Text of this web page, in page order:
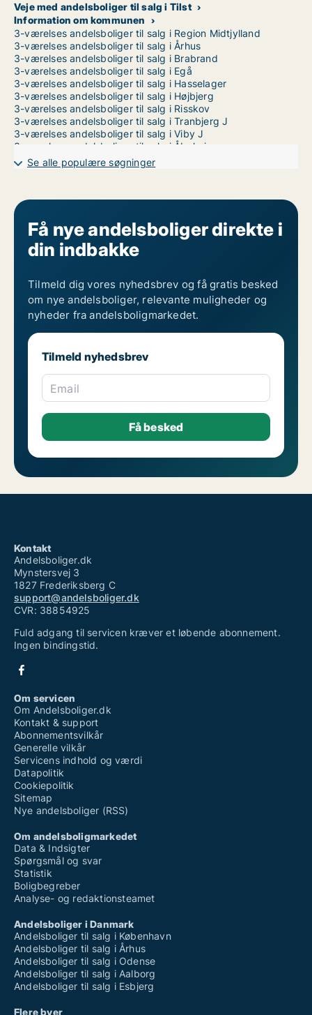
Veje med andelsboliger til salg i Tilst
Information om kommunen
3-værelses andelsboliger til salg i Region Midtjylland
3-værelses andelsboliger til salg i Århus
3-værelses andelsboliger til salg i Brabrand
3-værelses andelsboliger til salg i Egå
3-værelses andelsboliger til salg i Hasselager
3-værelses andelsboliger til salg i Højbjerg
3-værelses andelsboliger til salg i Risskov
3-værelses andelsboliger til salg i Tranbjerg J
3-værelses andelsboliger til salg i Viby J
3-værelses andelsboliger til salg i Åbyhøj
3-værelses andelsboliger til salg i Århus C
3-værelses andelsboliger til salg i Århus N
Se alle populære søgninger
Få nye andelsboliger direkte i
din indbakke
Tilmeld dig vores nyhedsbrev og få gratis besked
om nye andelsboliger, relevante muligheder og
nyheder fra andelsboligmarkedet.
Tilmeld nyhedsbrev
Email
Kontakt
Andelsboliger.dk
Mynstersvej 3
1827 Frederiksberg C
support@andelsboliger.dk
CVR: 38854925
Fuld adgang til servicen kræver et løbende abonnement.
Ingen bindingstid.
Om servicen
Om Andelsboliger.dk
Kontakt & support
Abonnementsvilkår
Generelle vilkår
Servicens indhold og værdi
Datapolitik
Cookiepolitik
Sitemap
Nye andelsboliger (RSS)
Om andelsboligmarkedet
Data & Indsigter
Spørgsmål og svar
Statistik
Boligbegreber
Analyse- og redaktionsteamet
Andelsboliger i Danmark
Andelsboliger til salg i København
Andelsboliger til salg i Århus
Andelsboliger til salg i Odense
Andelsboliger til salg i Aalborg
Andelsboliger til salg i Esbjerg
Flere byer